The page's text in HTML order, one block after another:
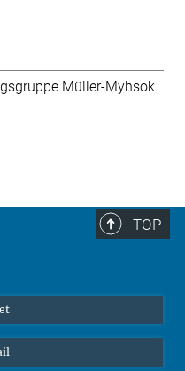
Müller-Myhsok
TOP